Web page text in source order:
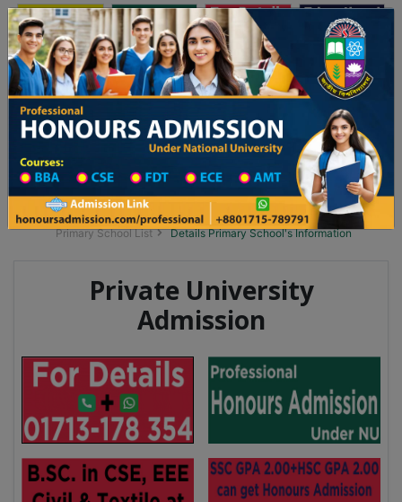
Toggle navigation অনার্স ভর্তি প্রফেশনাল অনার্স
Updates
২০২৫-২৬ শিক্ষাবর্ষের ১ম বর্ষের ভর্তি আবেদন বিজ্ঞপ্তি ঢাকা বিশ্ববিদ্যালয় ২০২৫-২৬ শিক্ষাবর্ষে
Division List
Primary School District Wise
Primary School in দৌলতপুর
Primary School List
Details Primary School's Information
Private University
Admission